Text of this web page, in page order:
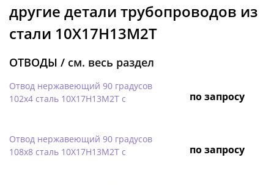
другие детали трубопроводов из
стали 10Х17Н13М2Т
ОТВОДЫ / см. весь раздел
Отвод нержавеющий 90 градусов
102х4 сталь 10Х17Н13М2Т с
по запросу
Отвод нержавеющий 90 градусов
108х8 сталь 10Х17Н13М2Т с
по запросу